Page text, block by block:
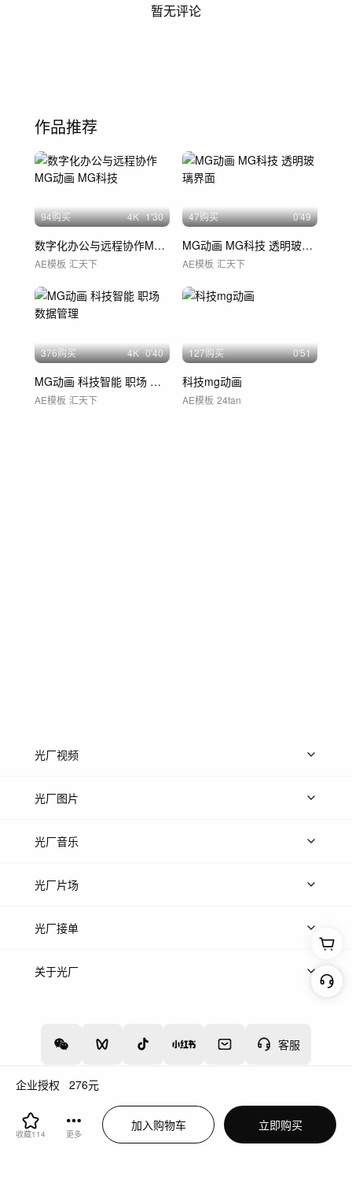
企业授权 276元
收藏114 更多
加入购物车 立即购买
暂无评论
作品推荐
94购买 4K 1'30
数字化办公与远程协作MG动画 MG科技
AE模板 汇天下
47购买 0'49
MG动画 MG科技 透明玻璃界面
AE模板 汇天下
376购买 4K 0'40
MG动画 科技智能 职场 数据管理
AE模板 汇天下
127购买 0'51
科技mg动画
AE模板 24tan
客服
光厂视频
上传视频
光厂图片
上传图片
光厂音乐
热门音乐
光厂片场
上传案例
光厂接单
上架服务
关于光厂
增值电信业务经营许可证：川B2-20160192
蜀ICP备12020238号-4
川公网安备51019002000262 违法和不良信息举报中心